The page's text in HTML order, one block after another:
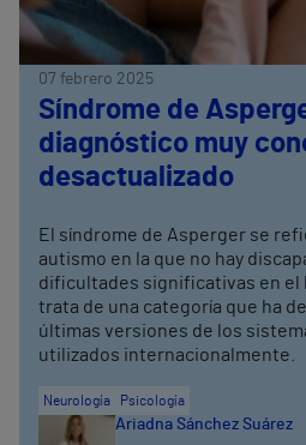
07 febrero 2025
Síndrome de
diagnóstico muy
desactualizado
El síndrome de Asperger se
autismo en la que no hay
dificultades significativas en el
trata de una categoría que ha
últimas versiones de los
utilizados internacionalmente.
Neurología Psicología
Ariadna Sánchez Suárez